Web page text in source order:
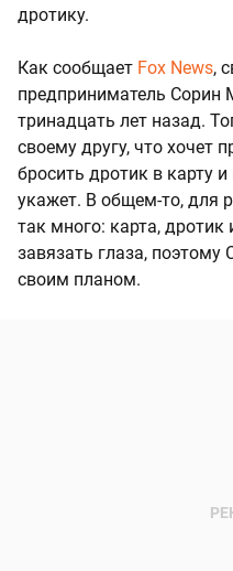
дротику.
Как сообщает Fox News,
предприниматель
тринадцать лет назад.
своему другу, что хочет
бросить дротик в карту
укажет. В общем-то, для
так много: карта, дротик
завязать глаза, поэтому
своим планом.